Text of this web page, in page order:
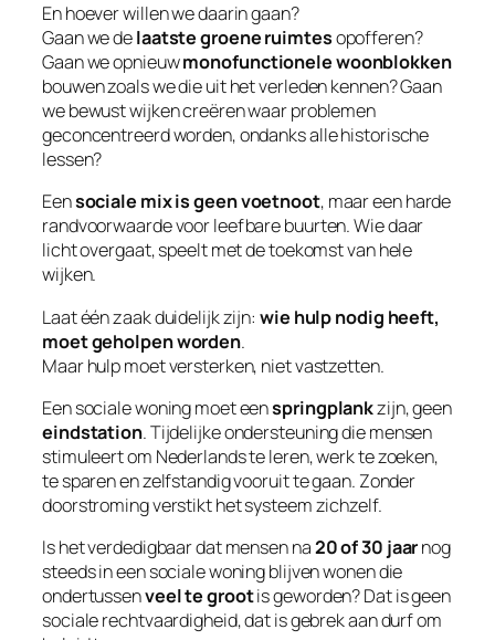
En hoever willen we daarin gaan?
Gaan we delaatste groene ruimtesopofferen?
Gaan we opnieuwmonofunctionele woonblokken
bouwen zoals we die uit het verleden kennen? Gaan
we bewust wijken creëren waar problemen
geconcentreerd worden, ondanks alle historische
lessen?
Eensociale mix is geen voetnoot, maar een harde
randvoorwaarde voor leefbare buurten. Wie daar
licht overgaat, speelt met de toekomst van hele
wijken.
Laat één zaak duidelijk zijn: wie hulp nodig heeft,
moet geholpen worden.
Maar hulp moet versterken, niet vastzetten.
Een sociale woning moet eenspringplankzijn, geen
eindstation. Tijdelijke ondersteuning die mensen
stimuleert om Nederlands te leren, werk te zoeken,
te sparen en zelfstandig vooruit te gaan. Zonder
doorstroming verstikt het systeem zichzelf.
Is het verdedigbaar dat mensen na20 of 30 jaarnog
steeds in een sociale woning blijven wonen die
ondertussenveel te grootis geworden? Dat is geen
sociale rechtvaardigheid, dat is gebrek aan durf om